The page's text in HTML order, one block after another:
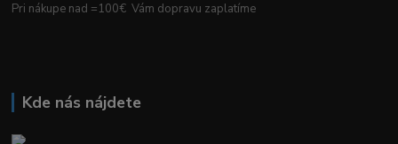
Pri nákupe nad =100€ Vám dopravu zaplatíme
Kde nás nájdete